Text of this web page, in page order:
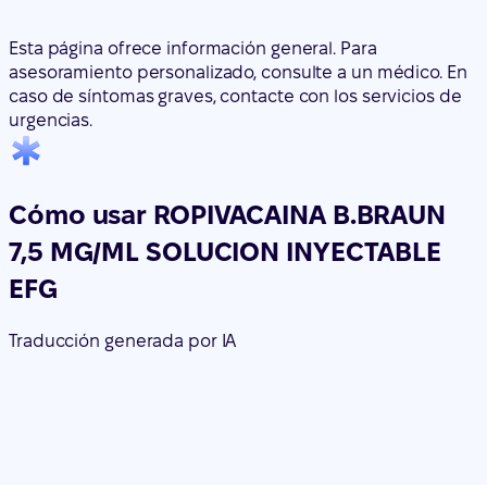
Cómo usar ROPIVACAINA B.BRAUN
7,5 MG/ML SOLUCION INYECTABLE
EFG
Traducción generada por IA